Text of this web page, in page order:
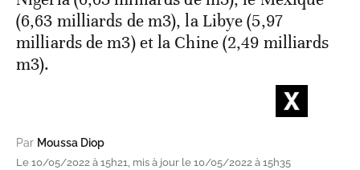
(6,63 milliards de m3), la Libye (5,97
milliards de m3) et la Chine (2,49 milliards
m3).
Par Moussa Diop
Le 10/05/2022 à 15h21, mis à jour le 10/05/2022 à 15h35